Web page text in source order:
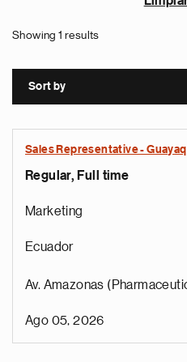
Showing 1 results
Sort by
Sales Representative -
Regular, Full time
Marketing
Ecuador
Av. Amazonas
Ago 05, 2026